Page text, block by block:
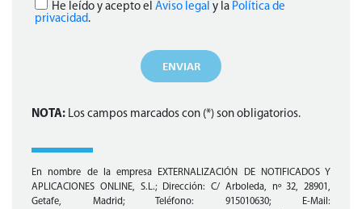
He leído y acepto el Aviso legal y la Política de
privacidad.
NOTA: Los campos marcados con (*) son obligatorios.
En nombre de la empresa EXTERNALIZACIÓN DE NOTIFICADOS Y
APLICACIONES ONLINE, S.L.; Dirección: C/ Arboleda, nº 32, 28901,
Getafe, Madrid; Teléfono: 915010630; E-Mail: